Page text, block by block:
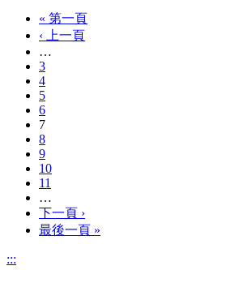
« 第一頁
‹ 上一頁
…
3
4
5
6
7
8
9
10
11
…
下一頁 ›
最後一頁 »
:::